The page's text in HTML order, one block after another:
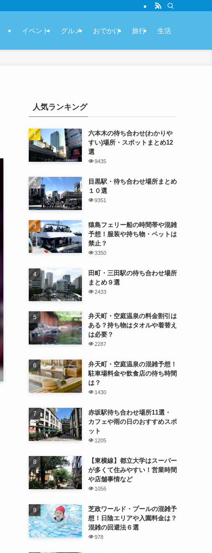
イベント グルメ おでかけ 旅行 生活
人気ランキング
六本木の待ち合わせ(わかりや
すい)場所・スポットまとめ12
選
9435
目黒駅・待ち合わせ場所まとめ
１０選
9351
猿島フェリー船の時間帯や混雑
予想！服装や持ち物・ペットは
禁止？
3350
田町・三田駅の待ち合わせ場所
まとめ９選
2433
弁天町・空庭温泉の料金割引は
ある？持ち物はタオルや着替え
は必要？
2287
弁天町・空庭温泉の混雑予想！
駐車場料金や飲食店の待ち時間
は？
1430
赤坂駅待ち合わせ場所11選・
カフェや雨の日のおすすめスポ
ット
1205
【東横線】都立大学はスーパー
が多くて住みやすい！営業時間
や店舗事情など
1056
芝政ワールド・プールの混雑予
想！日陰エリアや入園料金は？
混雑の回避法６選
978